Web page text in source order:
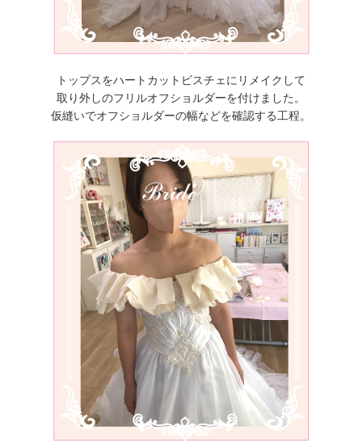
トップスをハートカットビスチェにリメイクして
取り外しのフリルオフショルダーを付けました。
仮縫いでオフショルダーの幅などを確認する工程。